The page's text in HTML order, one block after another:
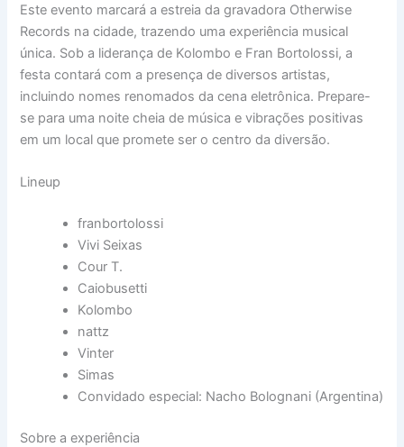
Este evento marcará a estreia da gravadora Otherwise
Records na cidade, trazendo uma experiência musical
única. Sob a liderança de Kolombo e Fran Bortolossi, a
festa contará com a presença de diversos artistas,
incluindo nomes renomados da cena eletrônica. Prepare-
se para uma noite cheia de música e vibrações positivas
em um local que promete ser o centro da diversão.
Lineup
franbortolossi
Vivi Seixas
Cour T.
Caiobusetti
Kolombo
nattz
Vinter
Simas
Convidado especial: Nacho Bolognani (Argentina)
Sobre a experiência